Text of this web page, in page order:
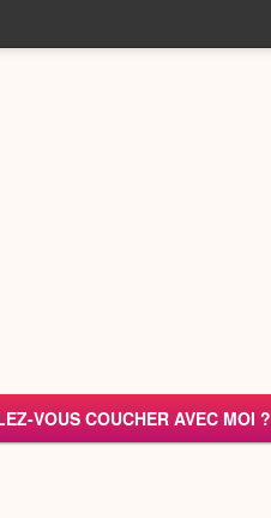
VOUS COUCHER AVEC MOI ?